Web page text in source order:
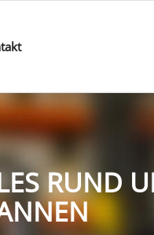
RUND